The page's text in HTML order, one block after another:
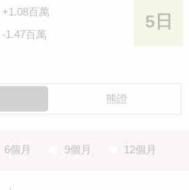
+1.08百萬
-1.47百萬
5日
熊證
6個月 9個月 12個月